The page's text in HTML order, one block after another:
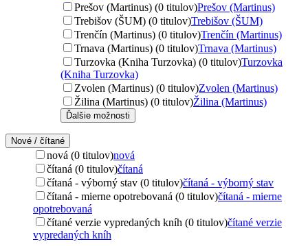
Prešov (Martinus) (0 titulov)Prešov (Martinus)
Trebišov (ŠUM) (0 titulov)Trebišov (ŠUM)
Trenčín (Martinus) (0 titulov)Trenčín (Martinus)
Trnava (Martinus) (0 titulov)Trnava (Martinus)
Turzovka (Kniha Turzovka) (0 titulov)Turzovka
(Kniha Turzovka)
Zvolen (Martinus) (0 titulov)Zvolen (Martinus)
Žilina (Martinus) (0 titulov)Žilina (Martinus)
Ďalšie možnosti
Nové / čítané
nová (0 titulov)nová
čítaná (0 titulov)čítaná
čítaná - výborný stav (0 titulov)čítaná - výborný stav
čítaná - mierne opotrebovaná (0 titulov)čítaná - mierne
opotrebovaná
čítané verzie vypredaných kníh (0 titulov)čítané verzie
vypredaných kníh